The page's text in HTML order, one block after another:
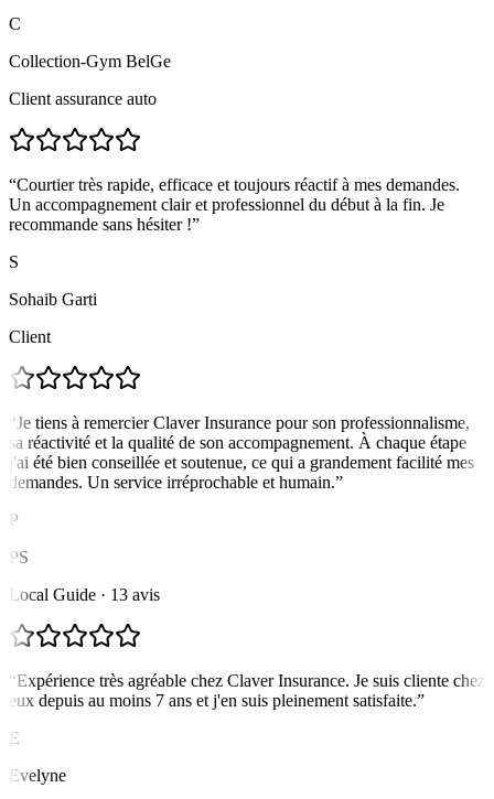
C
Collection-Gym BelGe
Client assurance auto
“Courtier très rapide, efficace et toujours réactif à mes demandes.
Un accompagnement clair et professionnel du début à la fin. Je
recommande sans hésiter !”
S
Sohaib Garti
Client
“Je tiens à remercier Claver Insurance pour son professionnalisme,
sa réactivité et la qualité de son accompagnement. À chaque étape
j'ai été bien conseillée et soutenue, ce qui a grandement facilité mes
demandes. Un service irréprochable et humain.”
P
PS
Local Guide · 13 avis
“Expérience très agréable chez Claver Insurance. Je suis cliente chez
eux depuis au moins 7 ans et j'en suis pleinement satisfaite.”
E
Evelyne